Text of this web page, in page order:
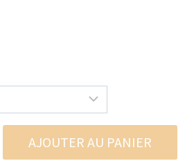
AJOUTER AU PANIER